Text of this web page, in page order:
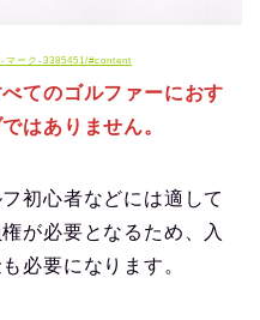
ーク-3385451/#content
てのゴルファーにおす
はありません。
初心者などには適して
が必要となるため、入
必要になります。